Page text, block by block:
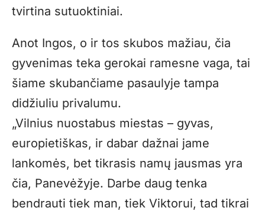
tvirtina sutuoktiniai.
Anot Ingos, o ir tos skubos mažiau, čia
gyvenimas teka gerokai ramesne vaga, tai
šiame skubančiame pasaulyje tampa
didžiuliu privalumu.
„Vilnius nuostabus miestas – gyvas,
europietiškas, ir dabar dažnai jame
lankomės, bet tikrasis namų jausmas yra
čia, Panevėžyje. Darbe daug tenka
bendrauti tiek man, tiek Viktorui, tad tikrai